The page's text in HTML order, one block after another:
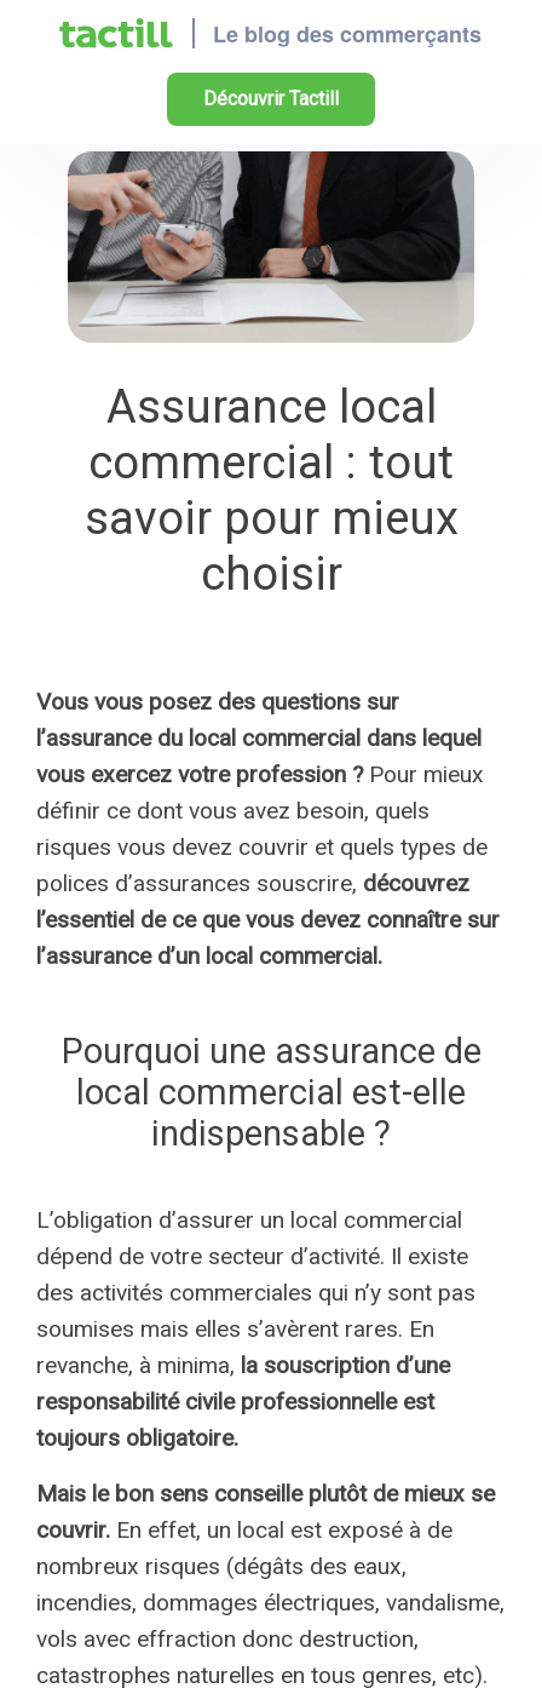
Découvrir Tactill
Assurance local
commercial : tout
savoir pour mieux
choisir
Vous vous posez des questions sur
l’assurance du local commercial dans lequel
vous exercez votre profession ?Pour mieux
définir ce dont vous avez besoin, quels
risques vous devez couvrir et quels types de
polices d’assurances souscrire, découvrez
l’essentiel de ce que vous devez connaître sur
l’assurance d’un local commercial.
Pourquoi une assurance de
local commercial est-elle
indispensable ?
L’obligation d’assurer un local commercial
dépend de votre secteur d’activité. Il existe
des activités commerciales qui n’y sont pas
soumises mais elles s’avèrent rares. En
revanche, à minima, la souscription d’une
responsabilité civile professionnelle est
toujours obligatoire.
Mais le bon sens conseille plutôt de mieux se
couvrir. En effet, un local est exposé à de
nombreux risques (dégâts des eaux,
incendies, dommages électriques, vandalisme,
vols avec effraction donc destruction,
catastrophes naturelles en tous genres, etc).